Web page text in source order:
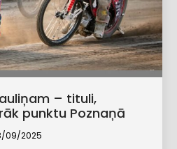
– tituli,
punktu Poznaņā
09/2025